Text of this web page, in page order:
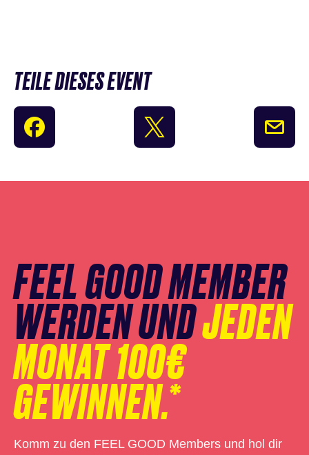
TEILE DIESES EVENT
FEEL GOOD MEMBER
WERDEN UNDJEDEN
MONAT 100€
GEWINNEN.*
Komm zu den FEEL GOOD Members und hol dir